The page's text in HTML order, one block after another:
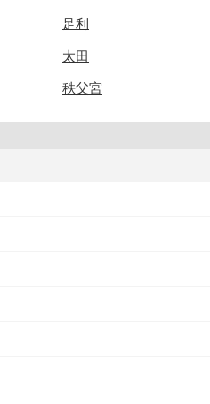
足利
太田
秩父宮